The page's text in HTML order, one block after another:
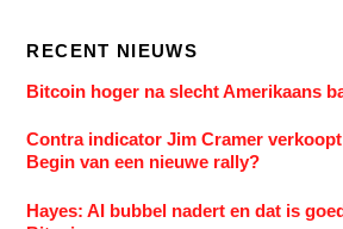
RECENT NIEUWS
Bitcoin hoger na slecht Amerikaans
Contra indicator Jim Cramer
Begin van een nieuwe rally?
Hayes: AI bubbel nadert en dat is